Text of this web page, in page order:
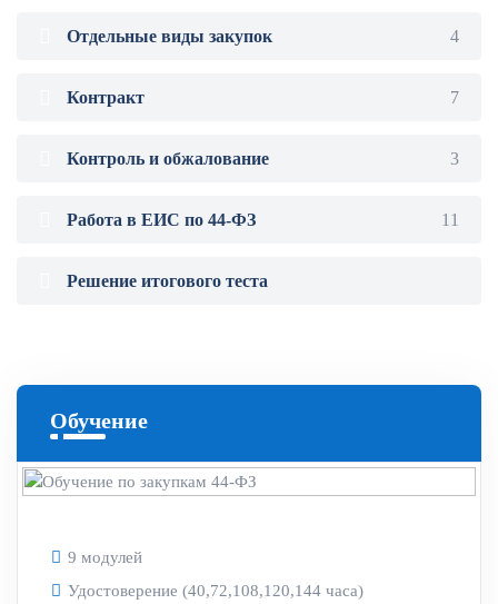
Отдельные виды закупок 4
Контракт 7
Контроль и обжалование 3
Работа в ЕИС по 44-ФЗ 11
Решение итогового теста
Обучение
9 модулей
Удостоверение (40,72,108,120,144 часа)